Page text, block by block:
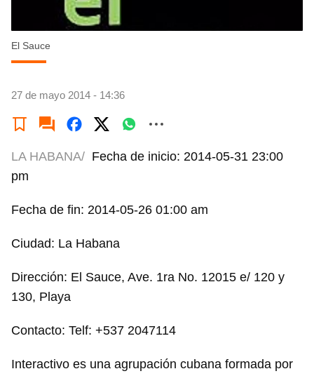
El Sauce
27 de mayo 2014 - 14:36
LA HABANA/ Fecha de inicio: 2014-05-31 23:00
pm
Fecha de fin: 2014-05-26 01:00 am
Ciudad: La Habana
Dirección: El Sauce, Ave. 1ra No. 12015 e/ 120 y
130, Playa
Contacto: Telf: +537 2047114
Interactivo es una agrupación cubana formada por